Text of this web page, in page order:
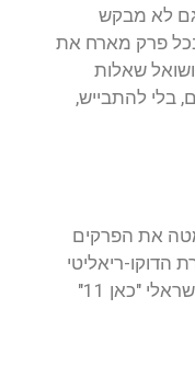
לא מבקש
פרק מארח את
ושואל שאלות
בלי להתבייש,
את הפרקים
הדוקו-ריאליטי
המומלצת מבית תאגיד השידור הישראלי "כאן 11"